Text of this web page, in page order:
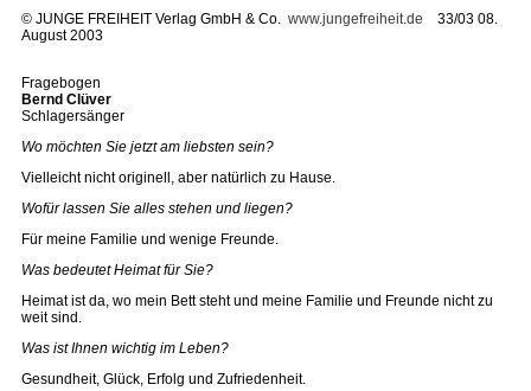
© JUNGE FREIHEIT Verlag GmbH & Co. www.jungefreiheit.de 33/03 08.
August 2003
Fragebogen
Bernd Clüver
Schlagersänger
Wo möchten Sie jetzt am liebsten sein?
Vielleicht nicht originell, aber natürlich zu Hause.
Wofür lassen Sie alles stehen und liegen?
Für meine Familie und wenige Freunde.
Was bedeutet Heimat für Sie?
Heimat ist da, wo mein Bett steht und meine Familie und Freunde nicht zu
weit sind.
Was ist Ihnen wichtig im Leben?
Gesundheit, Glück, Erfolg und Zufriedenheit.